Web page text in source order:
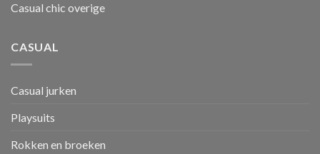
Casual chic overige
CASUAL
Casual jurken
Playsuits
Rokken en broeken